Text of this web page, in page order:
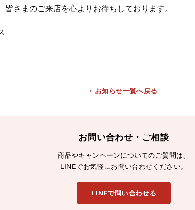
皆さまのご来店を心よりお待ちしております。
‹ お知らせ一覧へ戻る
お問い合わせ・ご相談
商品やキャンペーンについてのご質問は、
LINEでお気軽にお問い合わせください。
LINEで問い合わせる